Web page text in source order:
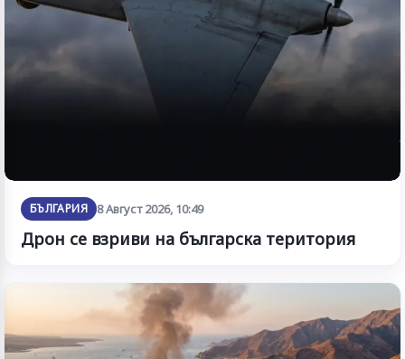
БЪЛГАРИЯ 8 Август 2026, 10:49
Дрон се взриви на българска територия